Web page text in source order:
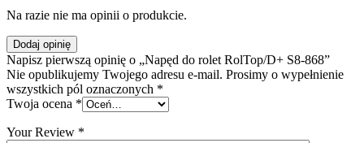
Na razie nie ma opinii o produkcie.
Dodaj opinię
Napisz pierwszą opinię o „Napęd do rolet RolTop/D+ S8-868”
Nie opublikujemy Twojego adresu e-mail. Prosimy o wypełnienie
wszystkich pól oznaczonych *
Twoja ocena *
Your Review *